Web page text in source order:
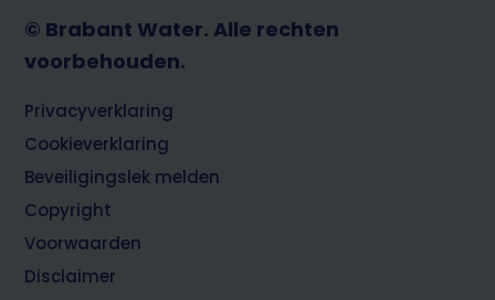
© Brabant Water. Alle rechten
voorbehouden.
Footer
Privacyverklaring
Cookieverklaring
Beveiligingslek melden
Copyright
Voorwaarden
Disclaimer